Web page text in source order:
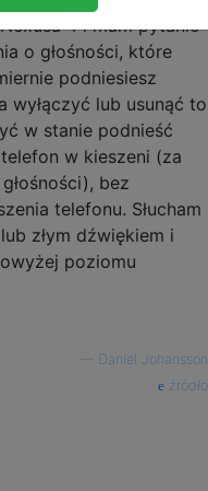
4 i mam pytanie
o głośności, które
podniesiesz
wyłączyć lub usunąć to
w stanie podnieść
w kieszeni (za
bez
telefonu. Słucham
złym dźwiękiem i
poziomu
Daniel Johansson
źródło